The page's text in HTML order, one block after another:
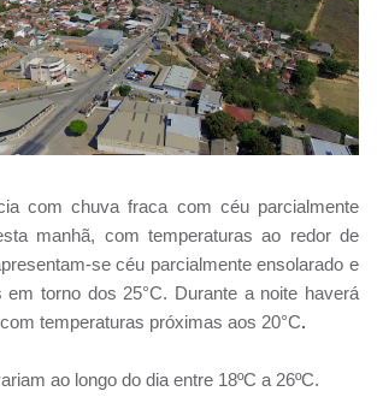
com chuva fraca com céu parcialmente
manhã, com temperaturas ao redor de
se céu parcialmente ensolarado e
em torno dos 25°C. Durante a noite haverá
temperaturas próximas aos 20°C.
ao longo do dia entre 18ºC a 26ºC.